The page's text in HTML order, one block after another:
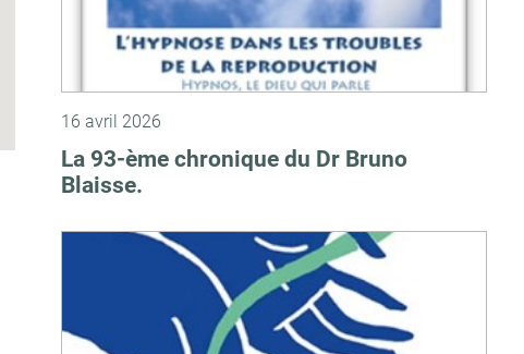
16 avril 2026
La 93-ème chronique du Dr Bruno
Blaisse.